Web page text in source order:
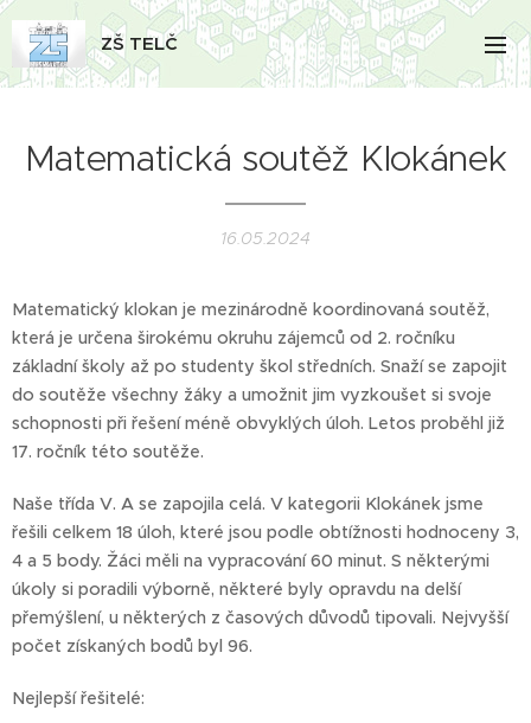
ZŠ TELČ
Matematická soutěž Klokánek
16.05.2024
Matematický klokan je mezinárodně koordinovaná soutěž,
která je určena širokému okruhu zájemců od 2. ročníku
základní školy až po studenty škol středních. Snaží se zapojit
do soutěže všechny žáky a umožnit jim vyzkoušet si svoje
schopnosti při řešení méně obvyklých úloh. Letos proběhl již
17. ročník této soutěže.
Naše třída V. A se zapojila celá. V kategorii Klokánek jsme
řešili celkem 18 úloh, které jsou podle obtížnosti hodnoceny 3,
4 a 5 body. Žáci měli na vypracování 60 minut. S některými
úkoly si poradili výborně, některé byly opravdu na delší
přemýšlení, u některých z časových důvodů tipovali. Nejvyšší
počet získaných bodů byl 96.
Nejlepší řešitelé: